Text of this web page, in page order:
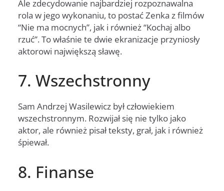
Ale zdecydowanie najbardziej rozpoznawalna
rola w jego wykonaniu, to postać Zenka z filmów
“Nie ma mocnych”, jak i również “Kochaj albo
rzuć”. To właśnie te dwie ekranizacje przyniosły
aktorowi największą sławę.
7. Wszechstronny
Sam Andrzej Wasilewicz był człowiekiem
wszechstronnym. Rozwijał się nie tylko jako
aktor, ale również pisał teksty, grał, jak i również
śpiewał.
8. Finanse